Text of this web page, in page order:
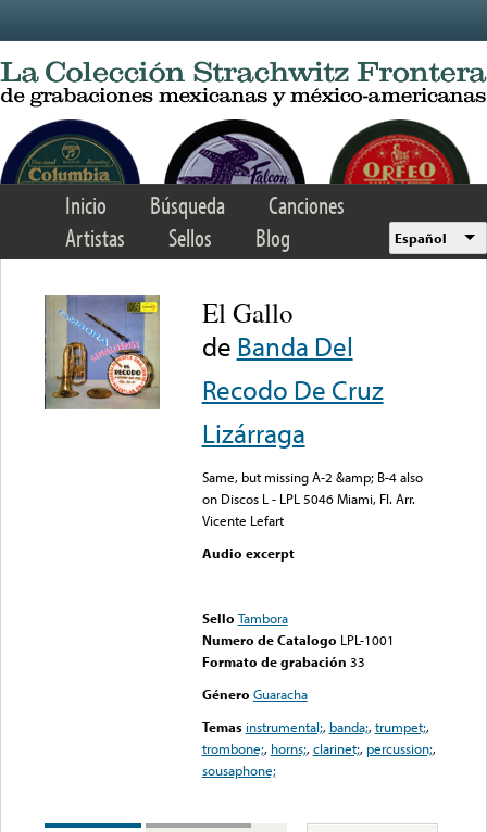
Inicio Búsqueda
Canciones
Artistas
Sellos Blog Español
El Gallo
de Banda Del
Recodo De Cruz
Lizárraga
Same, but missing A-2 &amp; B-4 also
on Discos L - LPL 5046 Miami, Fl. Arr.
Vicente Lefart
Audio excerpt
Sello Tambora
Numero de Catalogo LPL-1001
Formato de grabación 33
Género Guaracha
Temas instrumental;, banda;,trumpet;,
trombone;, horns;,clarinet;, percussion;,
sousaphone;